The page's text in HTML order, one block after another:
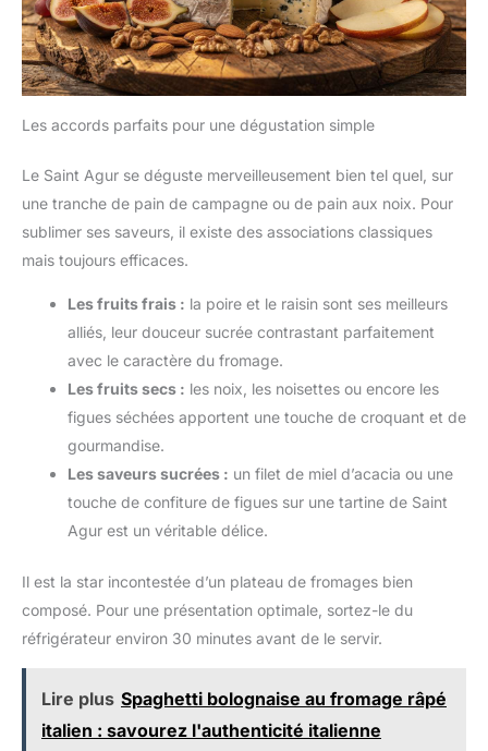
Les accords parfaits pour une dégustation simple
Le Saint Agur se déguste merveilleusement bien tel quel, sur
une tranche de pain de campagne ou de pain aux noix. Pour
sublimer ses saveurs, il existe des associations classiques
mais toujours efficaces.
Les fruits frais : la poire et le raisin sont ses meilleurs
alliés, leur douceur sucrée contrastant parfaitement
avec le caractère du fromage.
Les fruits secs : les noix, les noisettes ou encore les
figues séchées apportent une touche de croquant et de
gourmandise.
Les saveurs sucrées : un filet de miel d’acacia ou une
touche de confiture de figues sur une tartine de Saint
Agur est un véritable délice.
Il est la star incontestée d’un plateau de fromages bien
composé. Pour une présentation optimale, sortez-le du
réfrigérateur environ 30 minutes avant de le servir.
Lire plus Spaghetti bolognaise au fromage râpé
italien : savourez l'authenticité italienne